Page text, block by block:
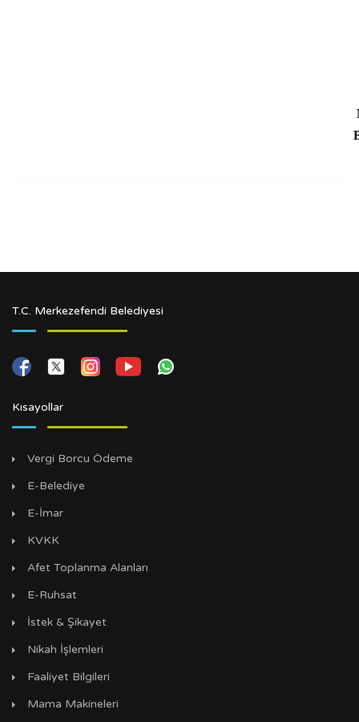
T.C. Merkezefendi Belediyesi
Kısayollar
Vergi Borcu Ödeme
E-Belediye
E-İmar
KVKK
Afet Toplanma Alanları
E-Ruhsat
İstek & Şikayet
Nikah İşlemleri
Faaliyet Bilgileri
Mama Makineleri